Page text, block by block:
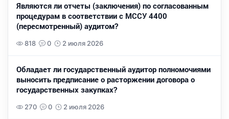
Являются ли отчеты (заключения) по согласованным
процедурам в соответствии с МССУ 4400
(пересмотренный) аудитом?
818 0 2 июля 2026
Обладает ли государственный аудитор полномочиями
выносить предписание о расторжении договора о
государственных закупках?
270 0 2 июля 2026